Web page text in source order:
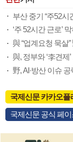
부산 중기 “주52시
‘주 52시간 근로’
與 “업계요청 묵살
與, 정부와 ‘李견제
野, AI·방산 이슈
국제신문 카카오플
국제신문 공식 페